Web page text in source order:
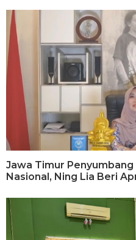
Jawa Timur
Nasional, Ning Lia Beri